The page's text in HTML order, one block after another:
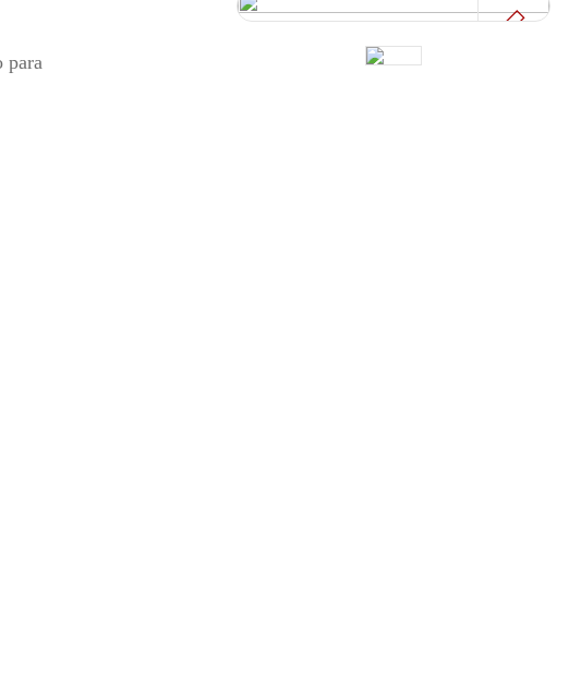
para